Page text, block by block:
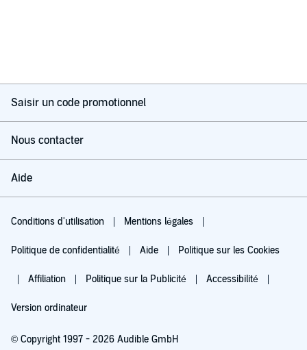
Saisir un code promotionnel
Nous contacter
Aide
Conditions d'utilisation Mentions légales
Politique de confidentialité Aide Politique sur les Cookies
Affiliation Politique sur la Publicité Accessibilité
Version ordinateur
© Copyright 1997 - 2026 Audible GmbH